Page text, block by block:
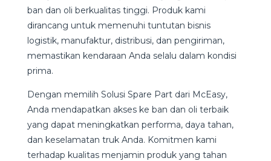
ban dan oli berkualitas tinggi. Produk kami
dirancang untuk memenuhi tuntutan bisnis
logistik, manufaktur, distribusi, dan pengiriman,
memastikan kendaraan Anda selalu dalam kondisi
prima.
Dengan memilih Solusi Spare Part dari McEasy,
Anda mendapatkan akses ke ban dan oli terbaik
yang dapat meningkatkan performa, daya tahan,
dan keselamatan truk Anda. Komitmen kami
terhadap kualitas menjamin produk yang tahan